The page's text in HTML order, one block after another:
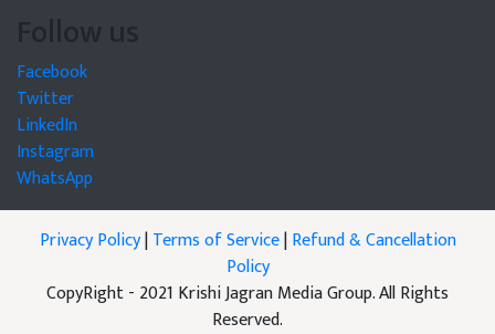
Follow us
Facebook
Twitter
LinkedIn
Instagram
WhatsApp
Privacy Policy|Terms of Service|Refund & Cancellation
Policy
CopyRight - 2021 Krishi Jagran Media Group. All Rights
Reserved.